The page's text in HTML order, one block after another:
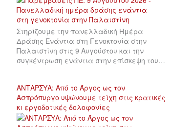
Στηρίζουμε την πανελλαδική Ημέρα
Δράσης Ενάντια στη Γενοκτονία στην
Παλαιστίνη στις 9 Αυγούστου και την
συγκέντρωση ενάντια στην επίσκεψη του…
ΑΝΤΑΡΣΥΑ: Από το Άργος ως τον
Ασπρόπυργο υψώνουμε τείχη στις κρατικές
κι εργοδοτικές δολοφονίες